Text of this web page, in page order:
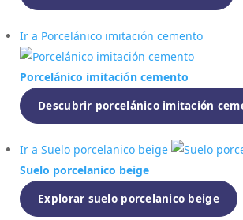
Ir a Porcelánico imitación cemento
Porcelánico imitación cemento
Descubrir porcelánico imitación
Ir a Suelo porcelanico beige
Suelo porcelanico beige
Explorar suelo porcelanico beige